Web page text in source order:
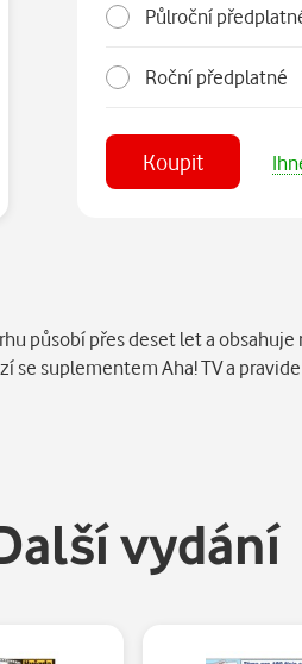
Půlroční
Roční předplatné
Koupit
působí přes deset let a
se suplementem Aha! TV a
vydání